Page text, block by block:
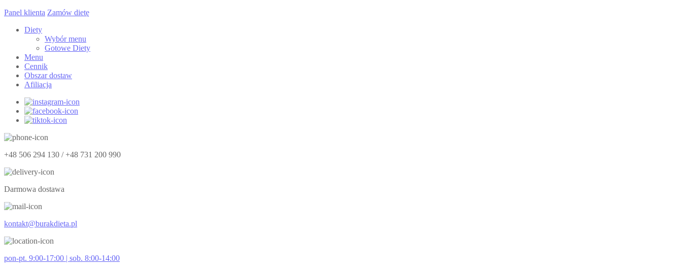
Panel klienta Zamów dietę
Diety
Wybór menu
Gotowe Diety
Menu
Cennik
Obszar dostaw
Afiliacja
+48 506 294 130 / +48 731 200 990
Darmowa dostawa
kontakt@burakdieta.pl
pon-pt. 9:00-17:00 | sob. 8:00-14:00